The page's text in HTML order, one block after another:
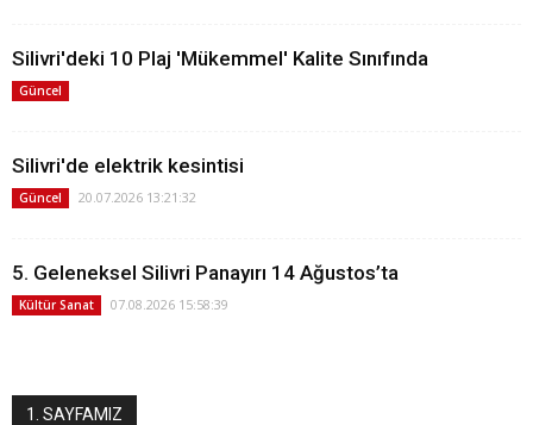
Silivri'deki 10 Plaj 'Mükemmel' Kalite Sınıfında
Güncel
Silivri'de elektrik kesintisi
Güncel 20.07.2026 13:21:32
5. Geleneksel Silivri Panayırı 14 Ağustos’ta
Kültür Sanat 07.08.2026 15:58:39
1. SAYFAMIZ